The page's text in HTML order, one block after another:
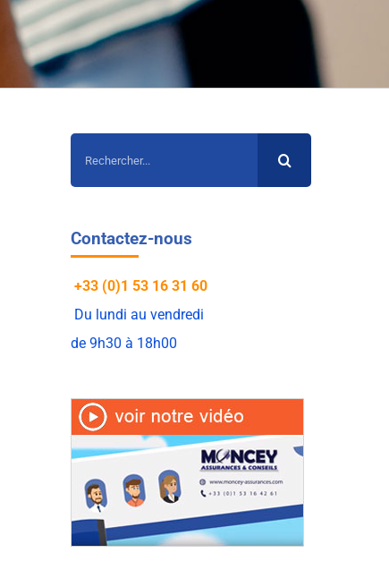
Contactez-nous
+33 (0)1 53 16 31 60
Du lundi au vendredi
de 9h30 à 18h00